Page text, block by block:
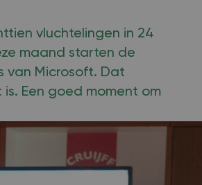
vluchtelingen in 24
maand starten de
van Microsoft. Dat
Een goed moment om